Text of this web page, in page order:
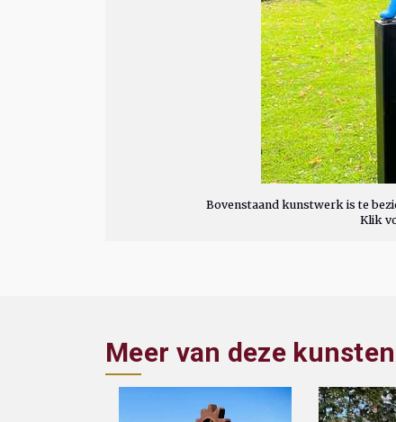
Bovenstaand kunstwerk is te
Klik
Meer van deze